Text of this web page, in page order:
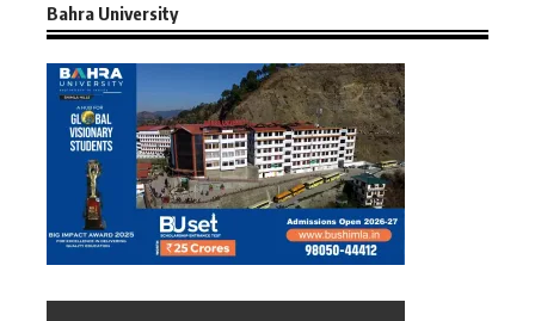
Bahra University